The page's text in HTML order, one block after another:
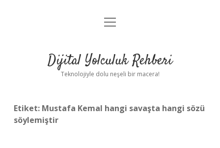
Anasayfa
Yasal Uyarı
menüyü
Dijital Yolculuk Rehberi
Teknolojiyle dolu neşeli bir macera!
Etiket: Mustafa Kemal hangi savaşta hangi sözü
söylemiştir